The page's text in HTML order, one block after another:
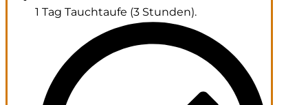
1 Tag Tauchtaufe (3 Stunden).